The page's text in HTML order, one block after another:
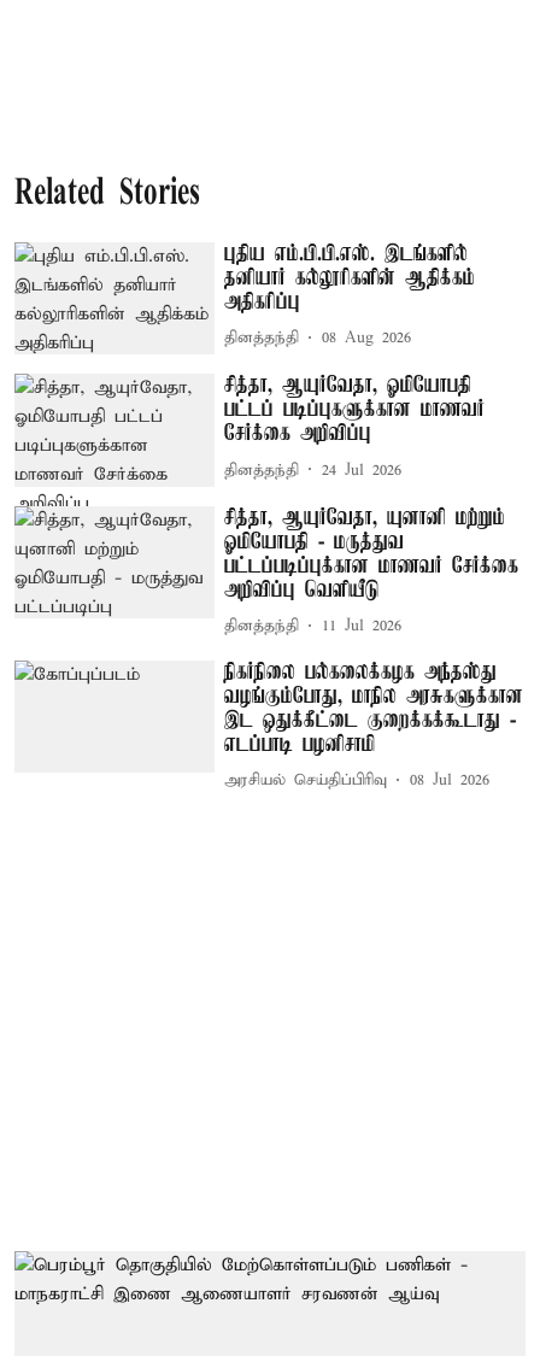
Related Stories
புதிய எம்.பி.பி.எஸ். இடங்களில்
தனியார் கல்லூரிகளின் ஆதிக்கம்
அதிகரிப்பு
தினத்தந்தி 08 Aug 2026
சித்தா, ஆயுர்வேதா, ஓமியோபதி
பட்டப் படிப்புகளுக்கான மாணவர்
சேர்க்கை அறிவிப்பு
தினத்தந்தி 24 Jul 2026
சித்தா, ஆயுர்வேதா, யுனானி மற்றும்
ஓமியோபதி - மருத்துவ
பட்டப்படிப்புக்கான மாணவர் சேர்க்கை
அறிவிப்பு வெளியீடு
தினத்தந்தி 11 Jul 2026
நிகர்நிலை பல்கலைக்கழக அந்தஸ்து
வழங்கும்போது, மாநில அரசுகளுக்கான
இட ஒதுக்கீட்டை குறைக்கக்கூடாது -
எடப்பாடி பழனிசாமி
அரசியல் செய்திப்பிரிவு 08 Jul 2026